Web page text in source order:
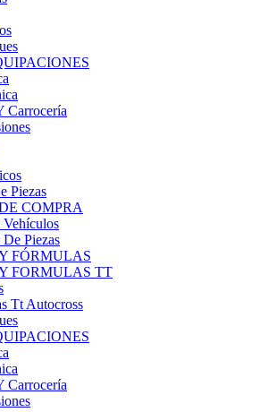
Carrocería
Piezas
COMPRA
Vehículos
Piezas
FÓRMULAS
FORMULAS TT
Tt Autocross
Carrocería